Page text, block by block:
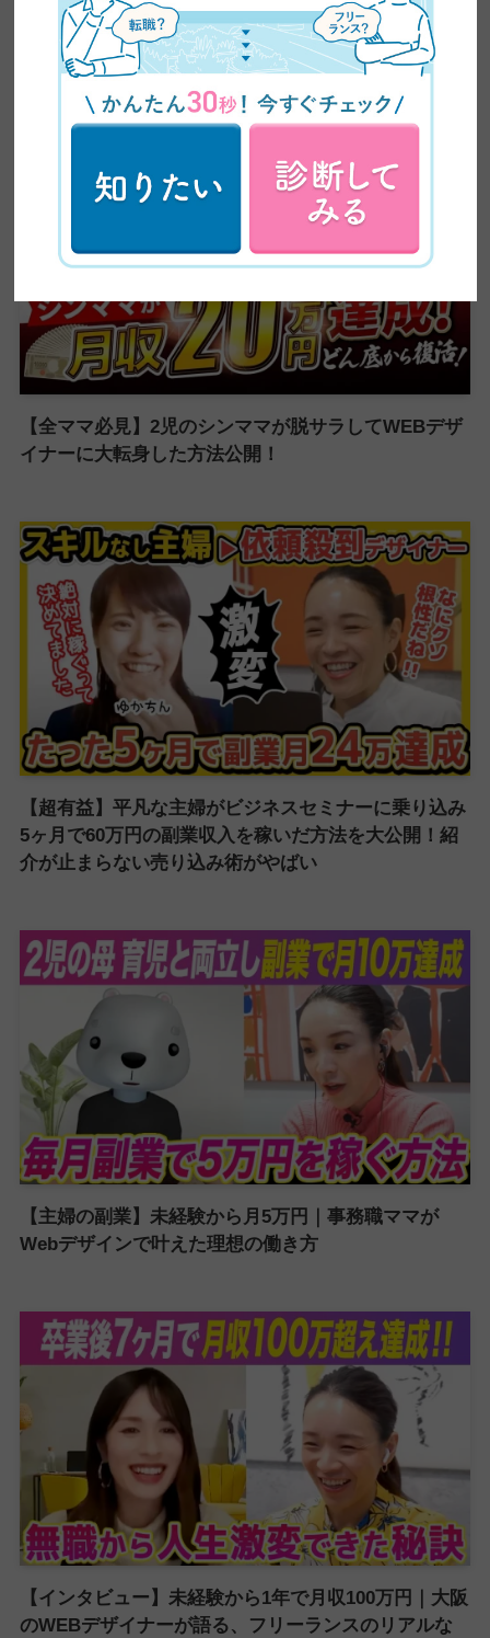
卒業生実績インタビュー
【全ママ必見】2児のシンママが脱サラしてWEBデザ
イナーに大転身した方法公開！
【超有益】平凡な主婦がビジネスセミナーに乗り込み
5ヶ月で60万円の副業収入を稼いだ方法を大公開！紹
介が止まらない売り込み術がやばい
【主婦の副業】未経験から月5万円｜事務職ママが
Webデザインで叶えた理想の働き方
【インタビュー】未経験から1年で月収100万円｜大阪
のWEBデザイナーが語る、フリーランスのリアルな